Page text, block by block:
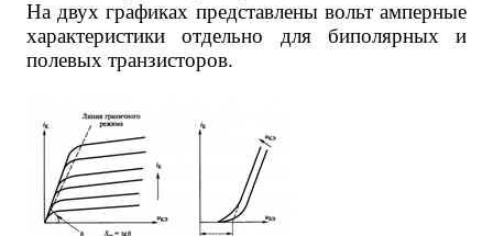
На двух графиках представлены вольт амперные
характеристики отдельно для биполярных и
полевых транзисторов.